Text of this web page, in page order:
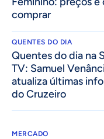
comprar
QUENTES DO DIA
Quentes do dia na
TV: Samuel
atualiza últimas
do Cruzeiro
MERCADO